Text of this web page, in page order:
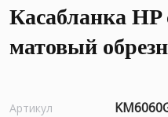
Касабланка
матовый
Артикул